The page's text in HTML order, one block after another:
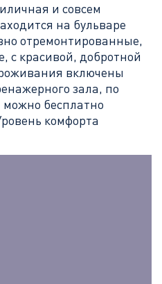
и совсем
на бульваре
отремонтированные,
с красивой, добротной
включены
зала, по
бесплатно
комфорта